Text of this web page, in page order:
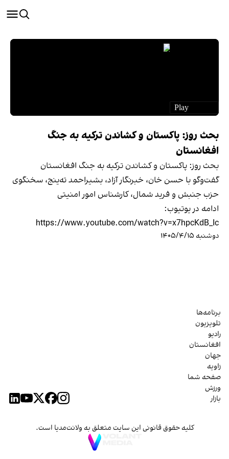
بحث روز: پاکستان و کشاندن ترکیه به جنگ
افغانستان
بحث روز: پاکستان و کشاندن ترکیه به جنگ افغانستان
گفت‌وگو با حسن خان، خبرنگار آزاد، بشیراحمد ته‌ینج، سخنگوی
حزب جنبش و فرید شمال، کارشناس امور امنیتی
ادامه در یوتیوب:
https://www.youtube.com/watch?v=x7hpcKdB_Ic
دوشنبه ۱۴۰۵/۴/۱۵
برنامه‌ها
تلویزیون
رادیو
افغانستان
جهان
زاویه
صفحه شما
ورزش
بازار
کلیه حقوق قانونی این سایت متعلق به ولانت‌مدیا است.